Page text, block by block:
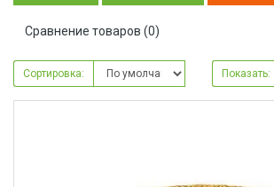
Сравнение товаров (0)
Сортировка: Показать: